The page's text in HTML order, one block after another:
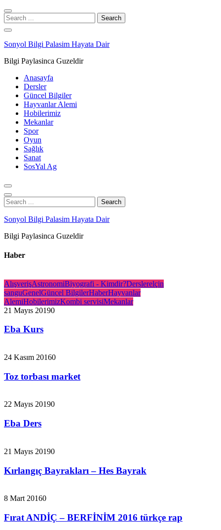
Skip
to
navigation
Skip
to
content
Search
for:
Sonyol Bilgi Palasim Hayata Dair
Bilgi Paylasinca Guzeldir
Anasayfa
Dersler
Güncel Bilgiler
Hayvanlar Alemi
Hobilerimiz
Mekanlar
Spor
Oyun
Sağlık
Sanat
SosYal Ag
Search
for:
Sonyol Bilgi Palasim Hayata Dair
Bilgi Paylasinca Guzeldir
Haber
AlışverişAstronomiBiyografi - Kimdir?Derslerelçin
sanguGenelGüncel BilgilerHaberHayvanlar
AlemiHobilerimizKombi servisiMekanlar
21 Mayıs 20190
Eba Kurs
24 Kasım 20160
Toz torbası market
22 Mayıs 20190
Eba Ders
21 Mayıs 20190
Kırlangıç Bayrakları – Hes Bayrak
8 Mart 20160
Fırat ANDİÇ – BERFİNİM 2016 türkçe rap